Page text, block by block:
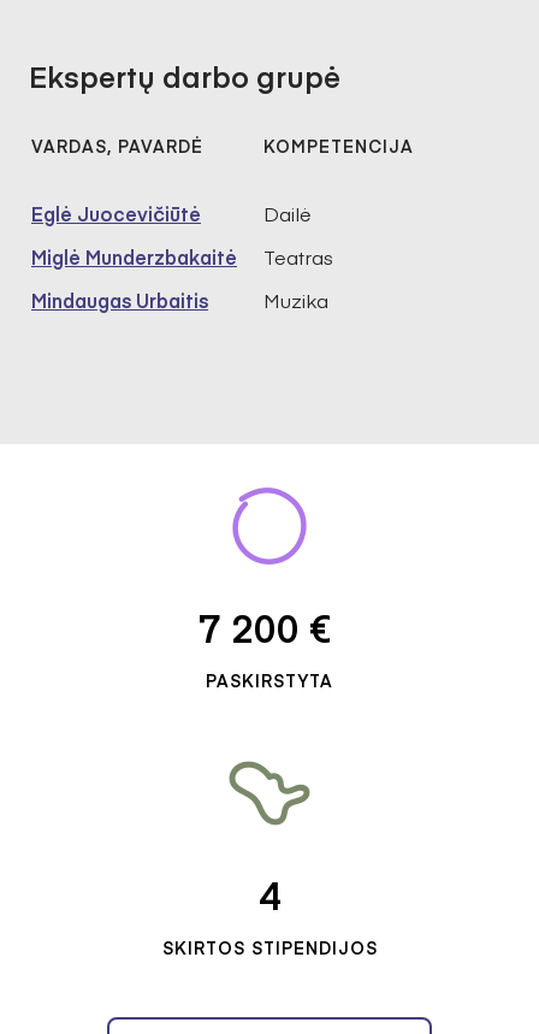
Ekspertų darbo grupė
VARDAS, PAVARDĖ KOMPETENCIJA
Eglė Juocevičiūtė
Dailė
Miglė Munderzbakaitė
Teatras
Mindaugas Urbaitis
Muzika
7 200 €
PASKIRSTYTA
4
SKIRTOS STIPENDIJOS